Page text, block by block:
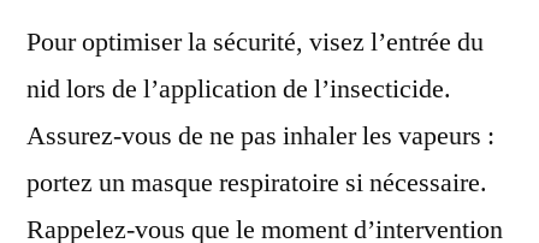
Pour optimiser la sécurité, visez l’entrée du
nid lors de l’application de l’insecticide.
Assurez-vous de ne pas inhaler les vapeurs :
portez un masque respiratoire si nécessaire.
Rappelez-vous que le moment d’intervention